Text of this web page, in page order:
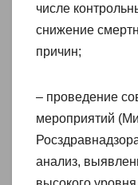
числе
снижение
причин;
– проведение
мероприятий
анализ,